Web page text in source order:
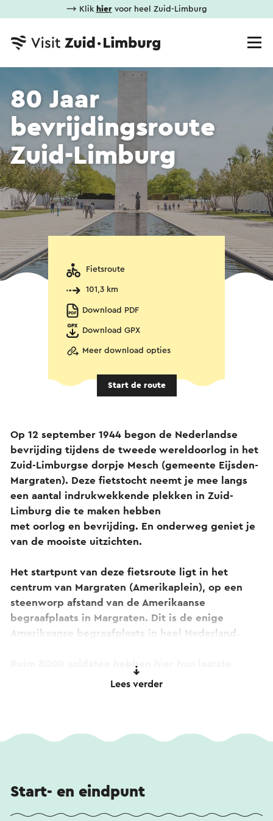
⟶ Klik hiervoor heel Zuid-Limburg
80 Jaar
bevrijdingsroute
Zuid-Limburg
Fietsroute
101,3 km
Download PDF
Download GPX
Meer download opties
Start de route
Op 12 september 1944 begon de Nederlandse
bevrijding tijdens de tweede wereldoorlog in het
Zuid-Limburgse dorpje Mesch (gemeente Eijsden-
Margraten). Deze fietstocht neemt je mee langs
een aantal indrukwekkende plekken in Zuid-
Limburg die te maken hebben
met oorlog en bevrijding. En onderweg geniet je
van de mooiste uitzichten.
Het startpunt van deze fietsroute ligt in het
centrum van Margraten (Amerikaplein), op een
steenworp afstand van de Amerikaanse
begraafplaats in Margraten. Dit is de enige
Amerikaanse begraafplaats in heel Nederland.
Ruim 8000 soldaten hebben hier hun laatste
rustplaats gekregen nadat ze sneuvelden in de
kijken en alle indrukken in je op te nemen.
Mheer en Noorbeek. De route brengt je door het
prachtige Belgische Voeren, waarna je uitkomt in
het meest zuidelijke dorpje van Nederland: Mesch.
Lees verder
Start- en eindpunt